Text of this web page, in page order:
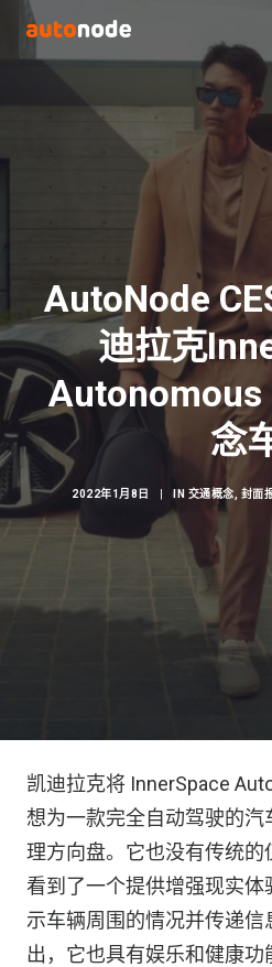
AutoNode
迪拉克
Autonomous
念
2022年1月8日 IN 交通概念 封面
凯迪拉克将 InnerSpace
想为一款完全自动驾驶的
理方向盘。它也没有传统
看到了一个提供增强现实体
示车辆周围的情况并传递
出，它也具有娱乐和健康功